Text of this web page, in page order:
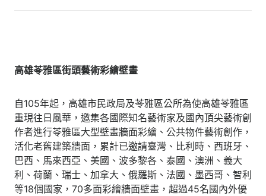
高雄苓雅區街頭藝術彩繪壁畫
自105年起，高雄市民政局及苓雅區公所為使高雄苓雅區
重現往日風華，邀集各國際知名藝術家及國內頂尖藝術創
作者進行苓雅區大型壁畫牆面彩繪、公共物件藝術創作，
活化老舊建築牆面，累計已邀請臺灣、比利時、西班牙、
巴西、馬來西亞、美國、波多黎各、泰國、澳洲、義大
利、荷蘭、瑞士、加拿大、俄羅斯、法國、墨西哥、智利
等18個國家，70多面彩繪牆面壁畫，超過45名國內外優